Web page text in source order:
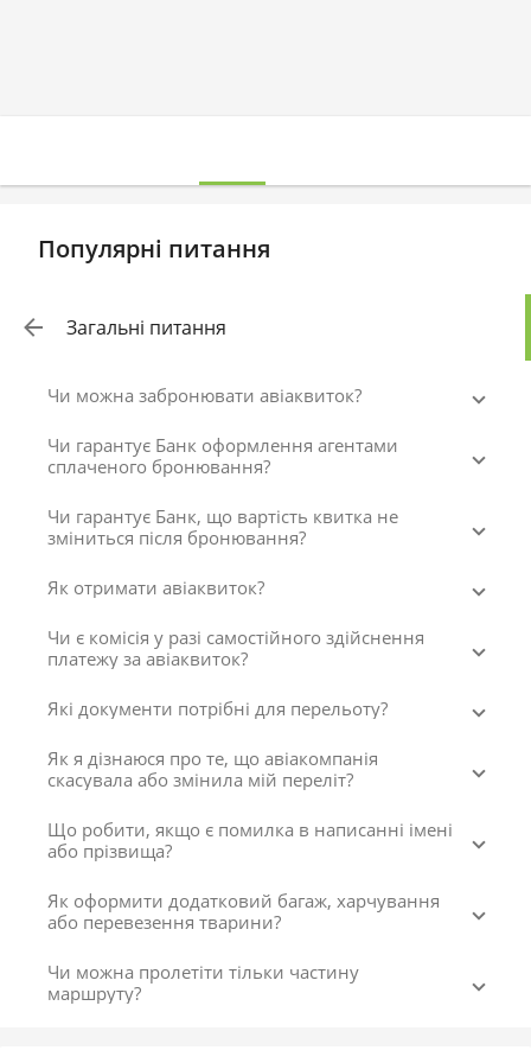
Популярні питання
Загальні питання
Чи можна забронювати авіаквиток?
Чи гарантує Банк оформлення агентами
сплаченого бронювання?
Чи гарантує Банк, що вартість квитка не
зміниться після бронювання?
Як отримати авіаквиток?
Чи є комісія у разі самостійного здійснення
платежу за авіаквиток?
Які документи потрібні для перельоту?
Як я дізнаюся про те, що авіакомпанія
скасувала або змінила мій переліт?
Що робити, якщо є помилка в написанні імені
або прізвища?
Як оформити додатковий багаж, харчування
або перевезення тварини?
Чи можна пролетіти тільки частину
маршруту?